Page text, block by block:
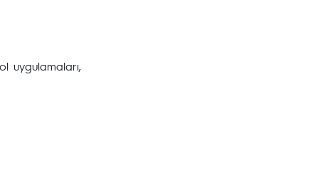
uygulamaları,